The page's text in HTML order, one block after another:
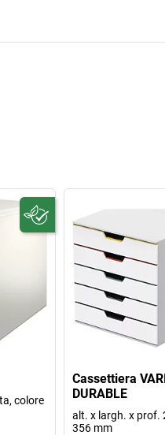
colore
Cassettiera
DURABLE
alt. x largh. x prof.
356 mm